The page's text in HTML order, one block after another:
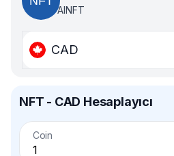
AINFT
CAD
NFT - CAD Hesaplayıcı
Coin